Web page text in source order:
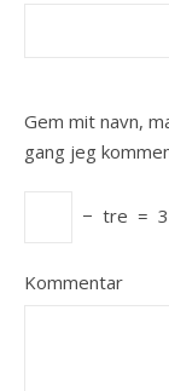
Gem mit navn,
gang jeg
− tre = 3
Kommentar